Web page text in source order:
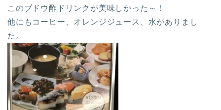
このブドウ酢ドリンクが美味しかった～！
他にもコーヒー、オレンジジュース、水がありまし
た。